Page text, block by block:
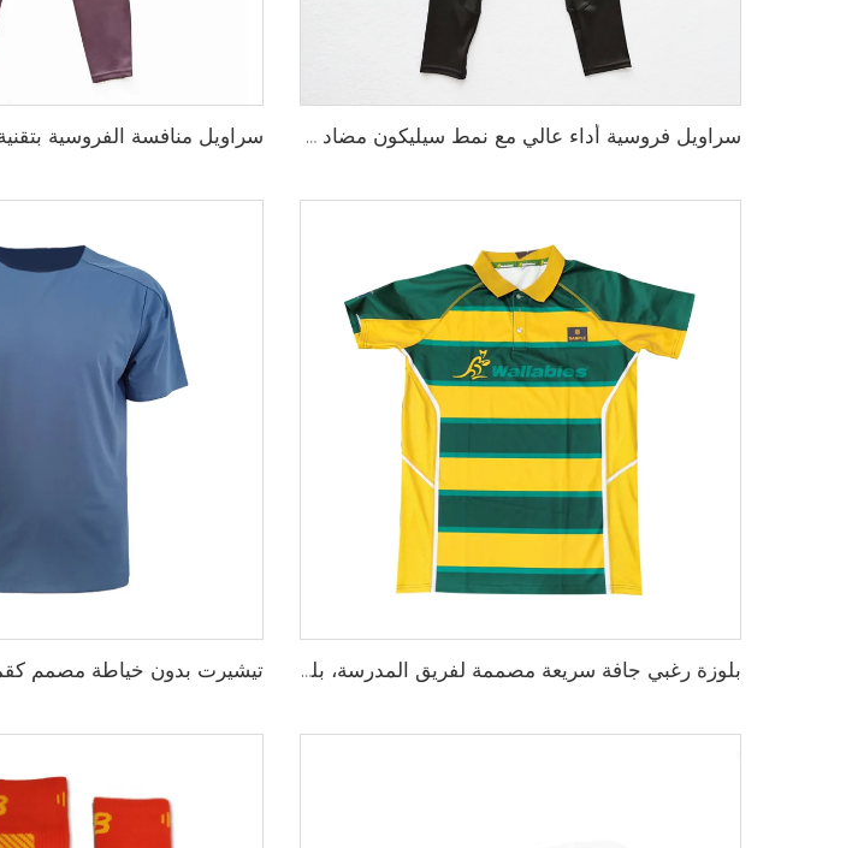
سراويل فروسية أداء عالي مع نمط سيليكون مضاد للانزلاق وخيارات لإضافة شعار الفريق المخصص
بلوزة رغبي جافة سريعة مصممة لفريق المدرسة، بلوزة رغبي بقماش أداء يسحب الرطوبة مع تخصيص بالتحميص